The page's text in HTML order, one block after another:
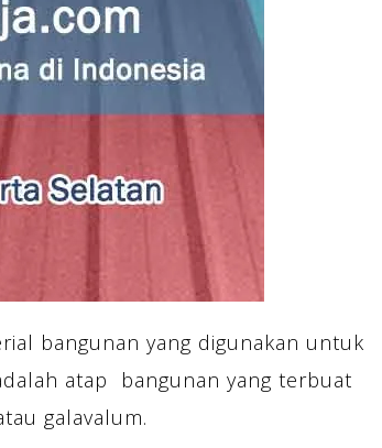
bangunan yang digunakan untuk
atap bangunan yang terbuat
galavalum.